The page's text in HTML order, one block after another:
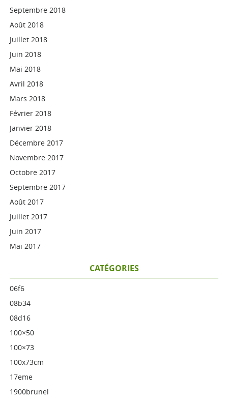
Septembre 2018
Août 2018
Juillet 2018
Juin 2018
Mai 2018
Avril 2018
Mars 2018
Février 2018
Janvier 2018
Décembre 2017
Novembre 2017
Octobre 2017
Septembre 2017
Août 2017
Juillet 2017
Juin 2017
Mai 2017
CATÉGORIES
06f6
08b34
08d16
100×50
100×73
100x73cm
17eme
1900brunel